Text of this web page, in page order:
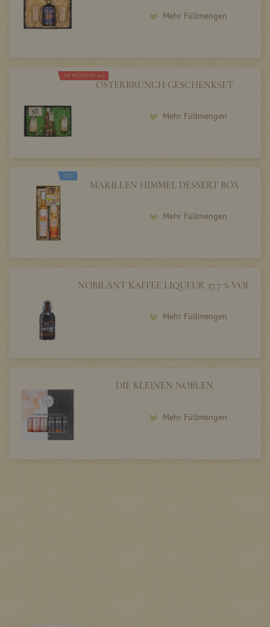
Mehr Füllmengen
AB FRÜHLING 2027
OSTERBRUNCH GESCHENKSET
Mehr Füllmengen
NEU
MARILLEN HIMMEL DESSERT BOX
Mehr Füllmengen
NOBILANT KAFFEE LIQUEUR 37,7 % VOL
Mehr Füllmengen
DIE KLEINEN NOBLEN
Mehr Füllmengen